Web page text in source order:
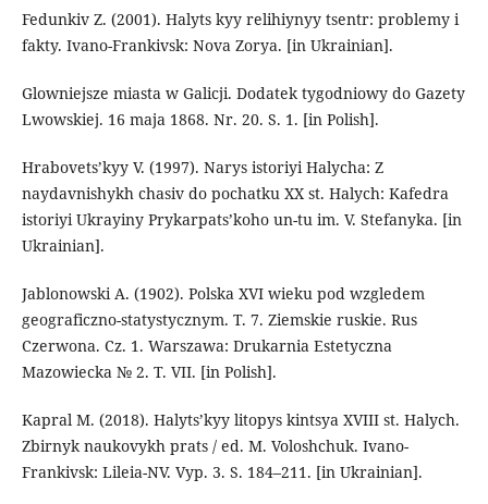
Fedunkiv Z. (2001). Halyts kyy relihiynyy tsentr: problemy i
fakty. Ivano-Frankivsk: Nova Zorya. [in Ukrainian].
Glоwniejsze miasta w Galicji. Dodatek tygodniowy do Gazety
Lwowskiej. 16 maja 1868. Nr. 20. S. 1. [in Polish].
Hrabovets’kyy V. (1997). Narys istoriyi Halycha: Z
naydavnishykh chasiv do pochatku XX st. Halych: Kafedra
istoriyi Ukrayiny Prykarpats’koho un-tu im. V. Stefanyka. [in
Ukrainian].
Jablonowski A. (1902). Polska XVI wieku pod wzgledem
geograficzno-statystycznym. T. 7. Ziemskie ruskie. Rus
Czerwona. Cz. 1. Warszawa: Drukarnia Estetyczna
Mazowiecka № 2. T. VII. [in Polish].
Kapral M. (2018). Halyts’kyy litopys kintsya XVIII st. Halych.
Zbirnyk naukovykh prats / еd. M. Voloshchuk. Ivano-
Frankivsk: Lileia-NV. Vyp. 3. S. 184–211. [in Ukrainian].